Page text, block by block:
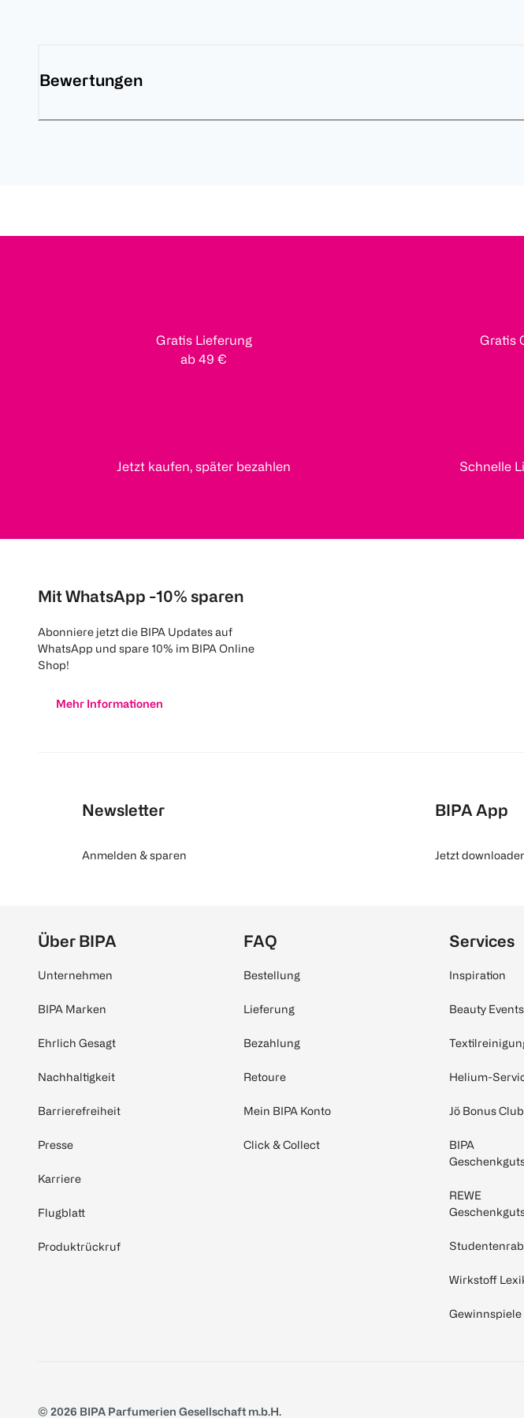
Bewertungen
Gratis Lieferung
ab 49 €
Gratis
Jetzt kaufen, später bezahlen Schnelle
Mit WhatsApp -10% sparen
Abonniere jetzt die BIPA Updates auf
WhatsApp und spare 10% im BIPA Online
Shop!
Mehr Informationen
Newsletter
Anmelden & sparen
BIPA App
Jetzt
Über BIPA
Unternehmen
BIPA Marken
Ehrlich Gesagt
Nachhaltigkeit
Barrierefreiheit
Presse
Karriere
Flugblatt
Produktrückruf
FAQ
Bestellung
Lieferung
Bezahlung
Retoure
Mein BIPA Konto
Click & Collect
Services
Inspiration
Beauty Events
Helium-
Jö Bonus Club
BIPA
REWE
Wirkstoff
Gewinnspiele
© 2026 BIPA Parfumerien Gesellschaft m.b.H.